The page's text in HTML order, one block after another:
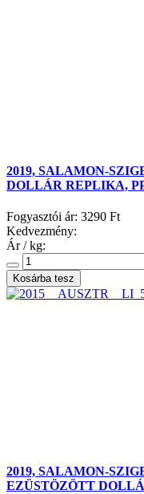
2019, SALAMON-
DOLLÁR REPLIKA,
Fogyasztói ár: 3290 Ft
Kedvezmény:
Ár / kg:
2019, SALAMON-
EZÜSTÖZÖTT